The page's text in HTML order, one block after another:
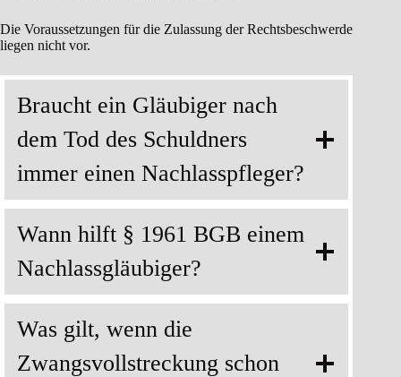
Die Voraussetzungen für die Zulassung der Rechtsbeschwerde
liegen nicht vor.
Braucht ein Gläubiger nach
dem Tod des Schuldners
immer einen Nachlasspfleger?
Wann hilft § 1961 BGB einem
Nachlassgläubiger?
Was gilt, wenn die
Zwangsvollstreckung schon